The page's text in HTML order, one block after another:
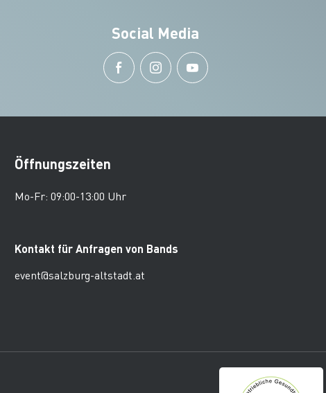
Social Media
Öffnungszeiten
Mo-Fr: 09:00-13:00 Uhr
Kontakt für Anfragen von Bands
event@salzburg-altstadt.at